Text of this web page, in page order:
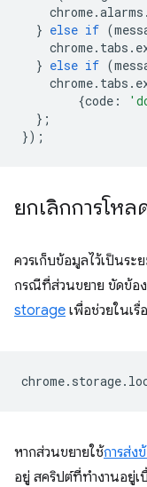
chrome.alarms .
} else if (
chrome. tabs .
} else if (
chrome. tabs .
{code :
};
});
ยกเลิกการโห
ควรเก็บข้อมูลไว้เป็นร
กรณีที่ส่วนขยาย ขัดข้อ
storage เพื่อช่วยในเรื่
chrome. storage.
หากส่วนขยายใช้การส่ง
อยู่ สคริปต์ที่ทำงานอยู่เ